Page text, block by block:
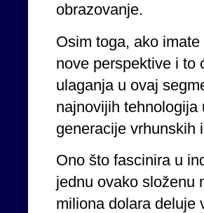
obrazovanje.
Osim toga, ako
nove perspektive i to
ulaganja u ovaj
najnovijih
generacije
Ono što fascinira u
jednu ovako složenu
miliona dolara deluje